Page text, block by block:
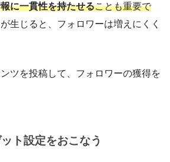
に一貫性を持たせることも重要で
生じると、フォロワーは増えにくく
ツを投稿して、フォロワーの獲得を
ト設定をおこなう